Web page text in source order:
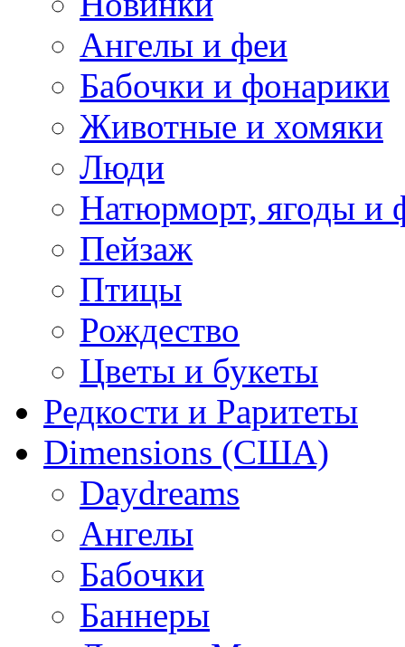
Ангелы и феи
Бабочки и фонарики
Животные и хомяки
Люди
Натюрморт, ягоды и
Пейзаж
Птицы
Рождество
Цветы и букеты
Редкости и Раритеты
Dimensions (США)
Daydreams
Ангелы
Бабочки
Баннеры